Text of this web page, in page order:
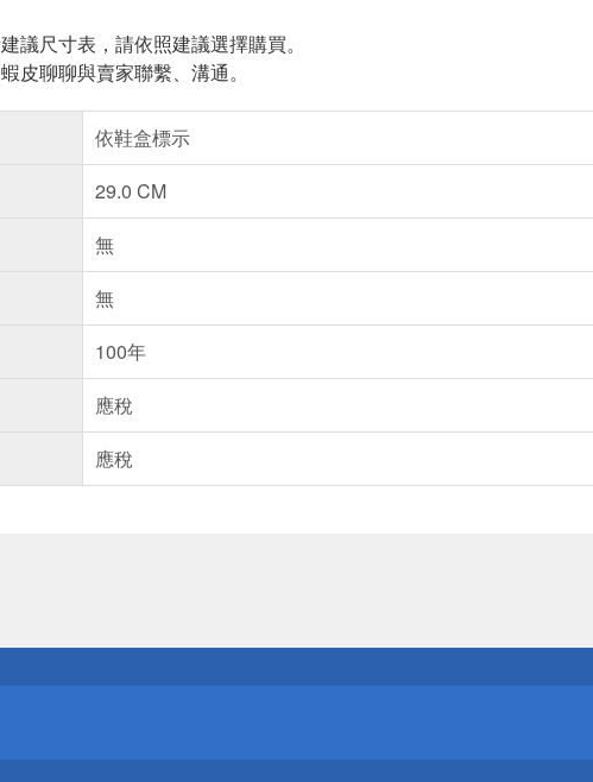
議尺寸表，請依照建議選擇購買。
皮聊聊與賣家聯繫、溝通。
依鞋盒標示
29.0 CM
無
無
100年
應稅
應稅
！